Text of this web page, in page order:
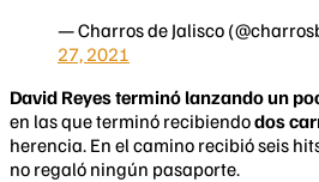
— Charros de Jalisco
27, 2021
David Reyes terminó lanzando un
en las que terminó recibiendodos
herencia. En el camino recibió seis
no regaló ningún pasaporte.